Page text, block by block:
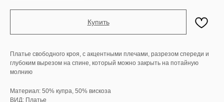
Купить
Платье свободного кроя, с акцентными плечами, разрезом спереди и
глубоким вырезом на спине, который можно закрыть на потайную
молнию
Материал: 50% купра, 50% вискоза
ВИД: Платье